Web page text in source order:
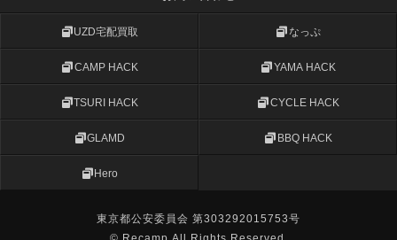
UZD宅配買取 なっぷ
CAMP HACK YAMA HACK
TSURI HACK CYCLE HACK
GLAMD BBQ HACK
Hero
東京都公安委員会 第303292015753号